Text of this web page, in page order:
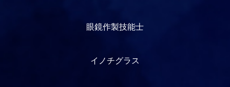
眼鏡作製技能士
イノチグラス